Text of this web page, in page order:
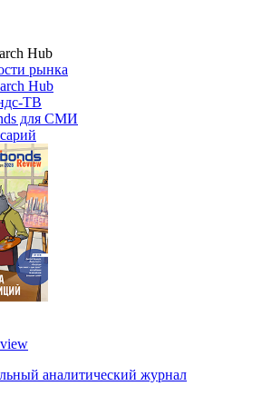
Hub
рынка
Hub
ТВ
для СМИ
аналитический журнал